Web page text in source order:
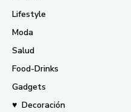
Lifestyle
Moda
Salud
Food-Drinks
Gadgets
♥ Decoración